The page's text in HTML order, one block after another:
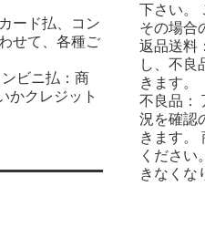
ード払、コン
せて、各種ご
ビニ払：商
かクレジット
下さい。
その場合
返品送料
し、不良
きます。
不良品：
況を確認
きます。
ください
きなくな